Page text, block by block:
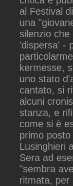
al Festival
una
silenzio
'dispersa' -
kermesse,
uno stato
cantato, si
alcuni
stanza, e
come si è
primo
Lusinghieri
Sera ad
"sembra
ritmata, per